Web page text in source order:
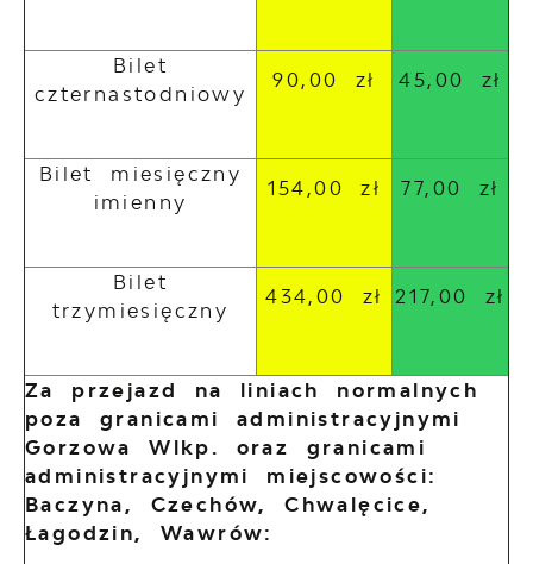
Bilet
czternastodniowy
90,00 zł 45,00 zł
Bilet miesięczny
imienny
154,00 zł 77,00 zł
Bilet
trzymiesięczny
434,00 zł 217,00 zł
Za przejazd na liniach normalnych
poza granicami administracyjnymi
Gorzowa Wlkp. oraz granicami
administracyjnymi miejscowości:
Baczyna, Czechów, Chwalęcice,
Łagodzin, Wawrów: